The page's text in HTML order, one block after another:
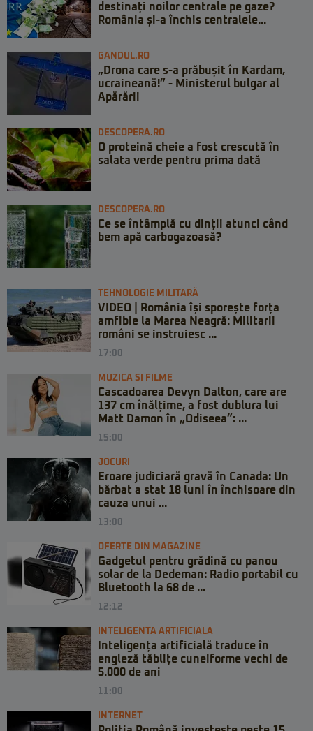
destinați noilor centrale pe gaze?
România și-a închis centralele...
GANDUL.RO
„Drona care s-a prăbușit în Kardam,
ucraineană!” - Ministerul bulgar al
Apărării
DESCOPERA.RO
O proteină cheie a fost crescută în
salata verde pentru prima dată
DESCOPERA.RO
Ce se întâmplă cu dinții atunci când
bem apă carbogazoasă?
TEHNOLOGIE MILITARĂ
VIDEO | România își sporește forța
amfibie la Marea Neagră: Militarii
români se instruiesc ...
17:00
MUZICA SI FILME
Cascadoarea Devyn Dalton, care are
137 cm înălțime, a fost dublura lui
Matt Damon în „Odiseea”: ...
15:00
JOCURI
Eroare judiciară gravă în Canada: Un
bărbat a stat 18 luni în închisoare din
cauza unui ...
13:00
OFERTE DIN MAGAZINE
Gadgetul pentru grădină cu panou
solar de la Dedeman: Radio portabil cu
Bluetooth la 68 de ...
12:12
INTELIGENTA ARTIFICIALA
Inteligența artificială traduce în
engleză tăblițe cuneiforme vechi de
5.000 de ani
11:00
INTERNET